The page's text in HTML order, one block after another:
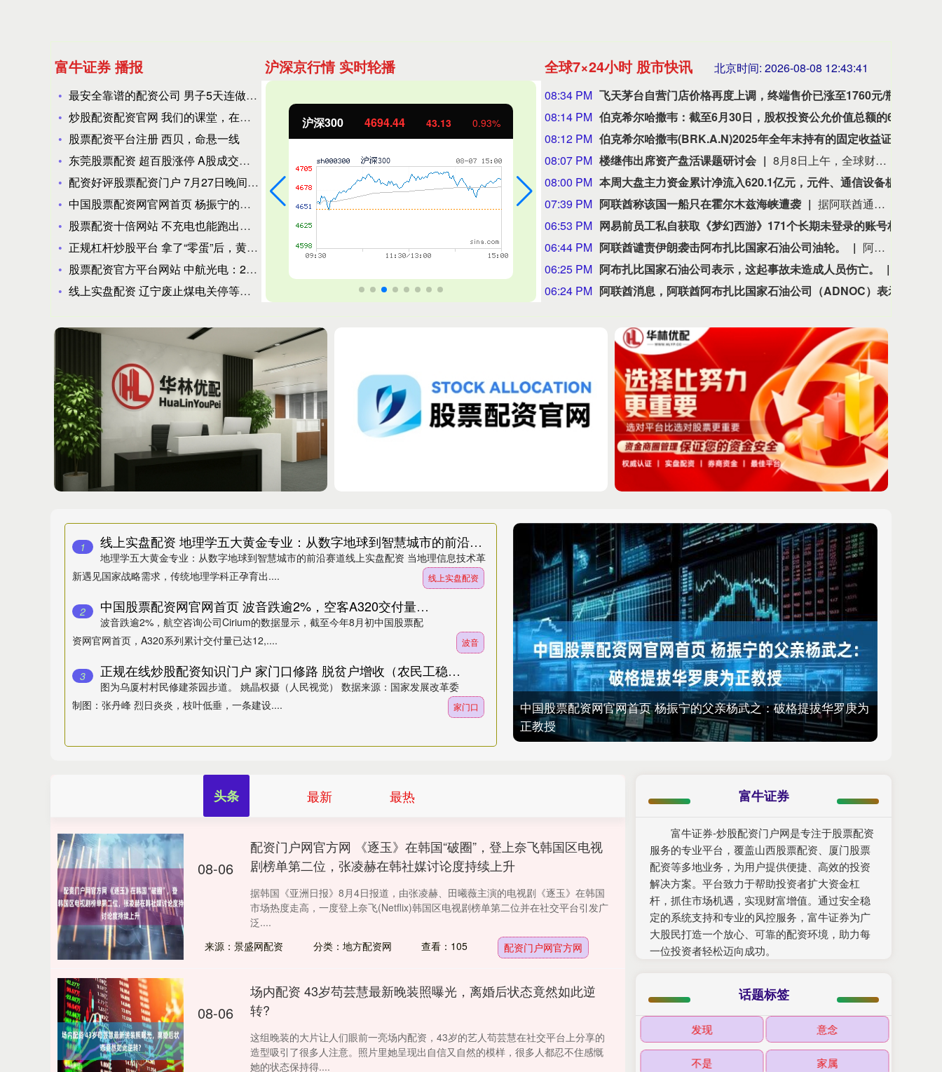
富牛证券 播报
最安全靠谱的配资公司 男子5天连做5台手术 网友：在长痛和短
炒股配资配资官网 我们的课堂，在冰上
股票配资平台注册 西贝，命悬一线
东莞股票配资 超百股涨停 A股成交额再破3万亿 光伏概念领涨
配资好评股票配资门户 7月27日晚间央视新闻联播要闻集锦
中国股票配资网官网首页 杨振宁的父亲杨武之：破格提拔华罗庚为
股票配资十倍网站 不充电也能跑出超低油耗，长安蓝鲸超擎混动用
正规杠杆炒股平台 拿了“零蛋”后，黄仁勋意难平
股票配资官方平台网站 中航光电：2025年净利润21.24亿
线上实盘配资 辽宁废止煤电关停等容量替代风电政策
沪深京行情 实时轮播
深证成指 14311.01 200.89 1.42% 沪深300 4694.44 43.13 0.93% 北证50 1134.24 11.37 1.01% 创业板指
全球7×24小时 股市快讯 北京时间: 2026-08-08 12:43:43
08:34 PM
08:14 PM
08:12 PM
08:07 PM 楼继伟出席资产盘活课题研讨会
8月8日上午，全球财富管理论坛在京召开“地方国有存量资产盘活进展、难点与策略”课题研讨会，楼继伟出席会议并做总结发言。楼继伟在发言中表示，盘活国有资产既是近期的当务之急，也是一项长期性的战略任务。当前我国GDP平减指数阶段性承压走低，财政维持紧平衡格局的压力持续攀升；我国税收结构以间接税为主体，税收收入增速显著弱于名义GDP增速，财政内生增收动能受限。叠加土地财政收入大幅收缩，地方隐性债务化解、长期限国债常态化发行带来的利息支出刚性上涨，收支两端压力持续凸显。综合多重现实约束来看，国有存量资产盘活并非短期应急手段，而是一项需要常态化、长效化推进的重点工作。（全球财富管理论坛）
08:00 PM
07:39 PM 阿联酋称该国一船只在霍尔木兹海峡遭袭
据阿联酋通讯社8月8日报道，阿布扎比国家石油公司证实，该公司一艘船只当天凌晨在通过霍尔木兹海峡时遭导弹袭击。阿布扎比国家石油公司说，袭击未造成人员受伤，目前局面可控。该公司并未提供遭袭船只具体类型、导弹来源以及船只受损情况等更多细节。（新华社）
06:53 PM
06:44 PM 阿联酋谴责伊朗袭击阿布扎比国家石油公司油轮。
阿联酋谴责伊朗袭击阿布扎比国家石油公司油轮。
06:25 PM 阿布扎比国家石油公司表示，这起事故未造成人员伤亡。
06:24 PM
1 线上实盘配资 地理学五大黄金专业：从数字地球到智慧城市的前沿赛道
地理学五大黄金专业：从数字地球到智慧城市的前沿赛道线上实盘配资 当地理信息技术革
新遇见国家战略需求，传统地理学科正孕育出....
线上实盘配资
2 中国股票配资网官网首页 波音跌逾2%，空客A320交付量即将超越波音
波音跌逾2%，航空咨询公司Cirium的数据显示，截至今年8月初中国股票配
资网官网首页，A320系列累计交付量已达12,....
波音
3 正规在线炒股配资知识门户 家门口修路 脱贫户增收（农民工稳岗就业在行动）
图为乌厦村村民修建茶园步道。 姚晶权摄（人民视觉） 数据来源：国家发展改革委
制图：张丹峰 烈日炎炎，枝叶低垂，一条建设....
家门口
中国股票配资网官网首页 杨振宁的父亲杨武之：破格提拔华罗庚为
正教授
头条 最新 最热
08-06
配资门户网官方网 《逐玉》在韩国“破圈”，登上奈飞韩国区电视
剧榜单第二位，张凌赫在韩社媒讨论度持续上升
据韩国《亚洲日报》8月4日报道，由张凌赫、田曦薇主演的电视剧《逐玉》在韩国
市场热度走高，一度登上奈飞(Netflix)韩国区电视剧榜单第二位并在社交平台引发广
泛....
来源：景盛网配资
分类：地方配资网 查看：105 配资门户网官方网
08-06
场内配资 43岁苟芸慧最新晚装照曝光，离婚后状态竟然如此逆
转?
这组晚装的大片让人们眼前一亮场内配资，43岁的艺人苟芸慧在社交平台上分享的
造型吸引了很多人注意。照片里她呈现出自信又自然的模样，很多人都忍不住感慨
她的状态保持得....
富牛证券
富牛证券-炒股配资门户网是专注于股票配资
服务的专业平台，覆盖山西股票配资、厦门股票
配资等多地业务，为用户提供便捷、高效的投资
解决方案。平台致力于帮助投资者扩大资金杠
杆，抓住市场机遇，实现财富增值。通过安全稳
定的系统支持和专业的风控服务，富牛证券为广
大股民打造一个放心、可靠的配资环境，助力每
一位投资者轻松迈向成功。
话题标签
发现 意念
不是 家属